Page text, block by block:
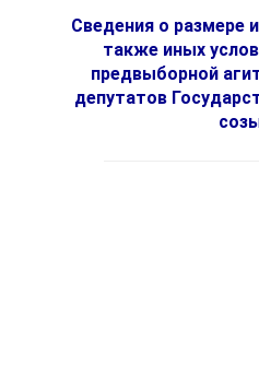
Сведения о размере
также иных
предвыборной
депутатов